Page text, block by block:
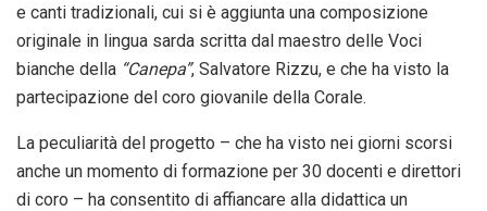
e canti tradizionali, cui si è aggiunta una composizione
originale in lingua sarda scritta dal maestro delle Voci
bianche della “Canepa”, Salvatore Rizzu, e che ha visto la
partecipazione del coro giovanile della Corale.
La peculiarità del progetto – che ha visto nei giorni scorsi
anche un momento di formazione per 30 docenti e direttori
di coro – ha consentito di affiancare alla didattica un